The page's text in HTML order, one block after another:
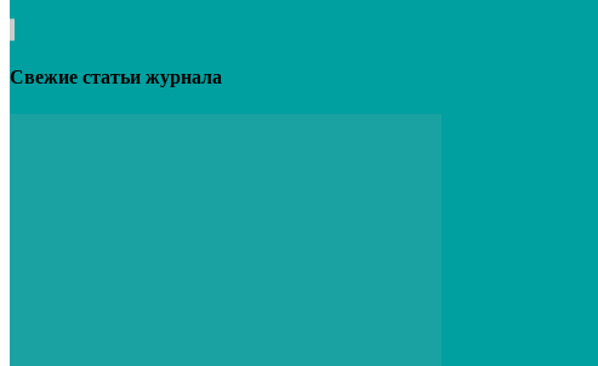
Свежие статьи журнала